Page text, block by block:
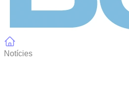
Notícies